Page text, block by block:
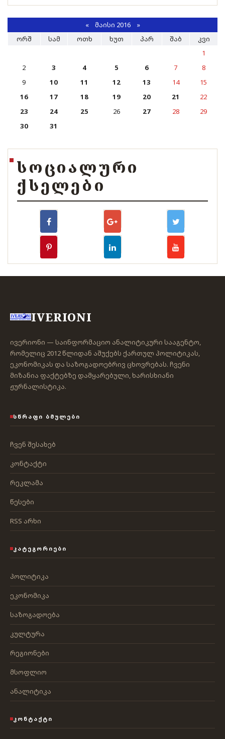
«ᲛᲐᲘᲡᲘ 2016 »
ᲝᲠᲨ
ᲡᲐᲛ ᲝᲗᲮ ᲮᲣᲗ ᲞᲐᲠ ᲨᲐᲑ
ᲙᲕᲘ
1
2
3 4 5 6 7
8
9
10 11 12 13 14
15
16
17 18 19 20 21
22
23
24 25 26 27 28
29
30
31
ᲡᲝᲪᲘᲐᲚᲣᲠᲘ
ᲥᲡᲔᲚᲔᲑᲘ
IVERIONI
ივერიონი — საინფორმაციო ანალიტიკური სააგენტო,
რომელიც 2012 წლიდან აშუქებს ქართულ პოლიტიკას,
ეკონომიკას და საზოგადოებრივ ცხოვრებას. ჩვენი
მიზანია ფაქტებზე დამყარებული, ხარისხიანი
ჟურნალისტიკა.
ᲡᲬᲠᲐᲤᲘ ᲑᲛᲣᲚᲔᲑᲘ
ჩვენ შესახებ
კონტაქტი
რეკლამა
წესები
RSS არხი
ᲙᲐᲢᲔᲒᲝᲠᲘᲔᲑᲘ
პოლიტიკა
ეკონომიკა
საზოგადოება
კულტურა
რეგიონები
მსოფლიო
ანალიტიკა
ᲙᲝᲜᲢᲐᲥᲢᲘ